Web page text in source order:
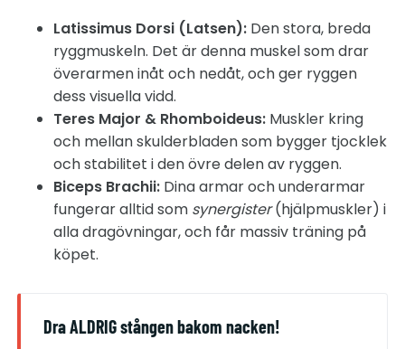
Latissimus Dorsi (Latsen): Den stora, breda
ryggmuskeln. Det är denna muskel som drar
överarmen inåt och nedåt, och ger ryggen
dess visuella vidd.
Teres Major & Rhomboideus: Muskler kring
och mellan skulderbladen som bygger tjocklek
och stabilitet i den övre delen av ryggen.
Biceps Brachii: Dina armar och underarmar
fungerar alltid som synergister(hjälpmuskler) i
alla dragövningar, och får massiv träning på
köpet.
Dra ALDRIG stången bakom nacken!